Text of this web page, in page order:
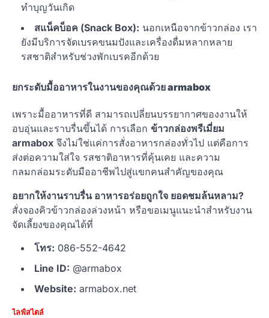
ทำบุญวันเกิด
สแน็คบ็อค (Snack Box): นอกเหนือจากข้าวกล่อง เรา
ยังมีบริการจัดเบรคขนมปังและเครื่องดื่มหลากหลาย
รสชาติสำหรับช่วงพักเบรคอีกด้วย
ยกระดับมื้ออาหารในงานของคุณด้วย armabox
เพราะมื้ออาหารที่ดี สามารถเปลี่ยนบรรยากาศของงานให้
อบอุ่นและราบรื่นขึ้นได้ การเลือก ข้าวกล่องพรีเมี่ยม
armabox จึงไม่ใช่แค่การสั่งอาหารกล่องทั่วไป แต่คือการ
ส่งต่อความใส่ใจ รสชาติอาหารที่คุ้นเคย และความ
กลมกล่อมระดับมืออาชีพไปสู่แขกคนสำคัญของคุณ
อยากให้งานราบรื่น อาหารอร่อยถูกใจ ยอดชมล้นหลาม?
สั่งจองคิวข้าวกล่องล่วงหน้า หรือขอเมนูแนะนำสำหรับงาน
จัดเลี้ยงของคุณได้ที่
โทร: 086-552-4642
Line ID: @armabox
Website: armabox.net
ไลฟ์สไตล์